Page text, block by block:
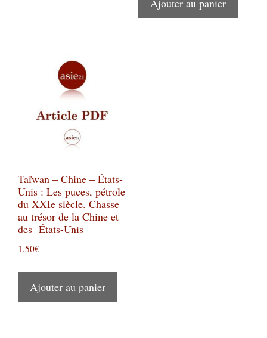
Taïwan – Chine – États-
Unis : Les puces, pétrole
du XXIe siècle. Chasse
au trésor de la Chine et
des États-Unis
1,50€
Ajouter au panier